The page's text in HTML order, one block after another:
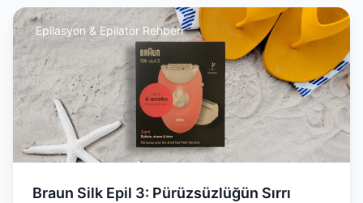
Epilasyon & Epilatör Rehberi
Braun Silk Epil 3: Pürüzsüzlüğün Sırrı